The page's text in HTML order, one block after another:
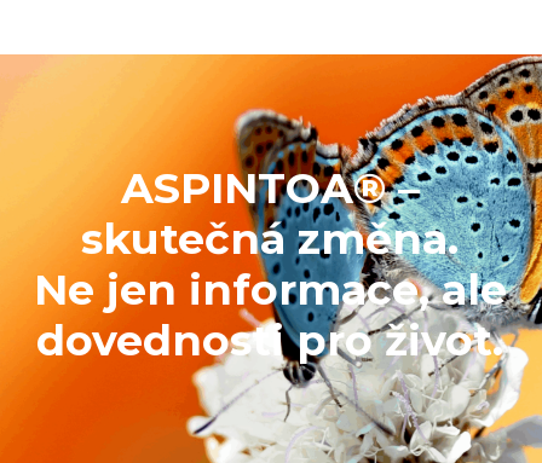
ASPINTOA® –
skutečná změna.
Ne jen informace, ale
dovednosti pro život.